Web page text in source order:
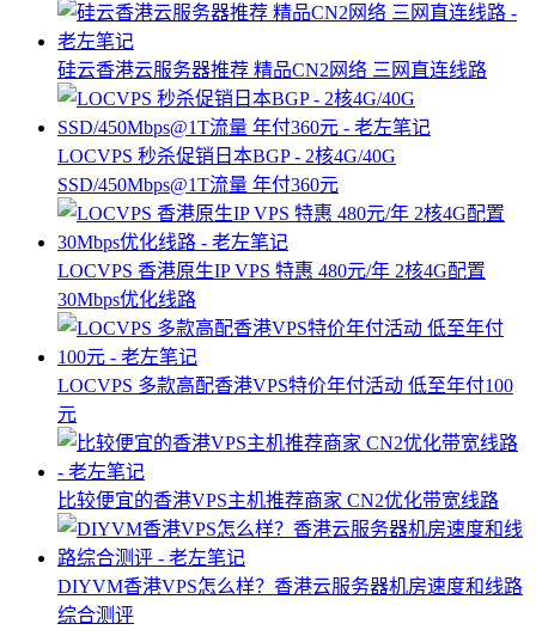
硅云香港云服务器推荐 精品CN2网络 三网直连线路
LOCVPS 秒杀促销日本BGP - 2核4G/40G
SSD/450Mbps@1T流量 年付360元
LOCVPS 香港原生IP VPS 特惠 480元/年 2核4G配置
30Mbps优化线路
LOCVPS 多款高配香港VPS特价年付活动 低至年付100
元
比较便宜的香港VPS主机推荐商家 CN2优化带宽线路
DIYVM香港VPS怎么样？香港云服务器机房速度和线路
综合测评